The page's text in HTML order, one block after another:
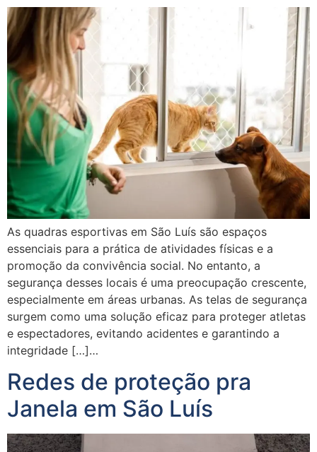
As quadras esportivas em São Luís são espaços
essenciais para a prática de atividades físicas e a
promoção da convivência social. No entanto, a
segurança desses locais é uma preocupação crescente,
especialmente em áreas urbanas. As telas de segurança
surgem como uma solução eficaz para proteger atletas
e espectadores, evitando acidentes e garantindo a
integridade […]…
Redes de proteção pra
Janela em São Luís